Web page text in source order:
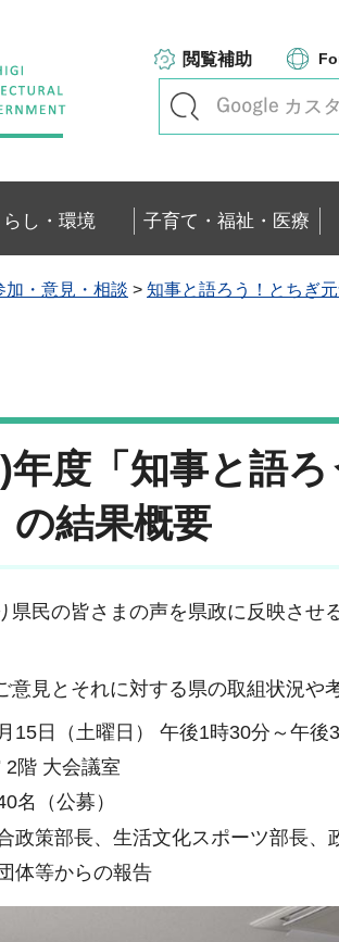
閲覧補助
らし・環境 子育て・福祉・医療
加・意見・相談 > 知事と語ろう！とちぎ
年度「知事と語
の結果概要
民の皆さまの声を県政に反映させ
見とそれに対する県の取組状況や
15日（土曜日） 午後1時30分～午後
階 大会議室
名（公募）
政策部長、生活文化スポーツ部長、
体等からの報告